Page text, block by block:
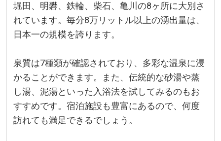
堀田、明礬、鉄輪、柴石、亀川の8ヶ所に大別さ
れています。毎分8万リットル以上の湧出量は、
日本一の規模を誇ります。
泉質は7種類が確認されており、多彩な温泉に浸
かることができます。また、伝統的な砂湯や蒸
し湯、泥湯といった入浴法を試してみるのもお
すすめです。宿泊施設も豊富にあるので、何度
訪れても満足できるでしょう。